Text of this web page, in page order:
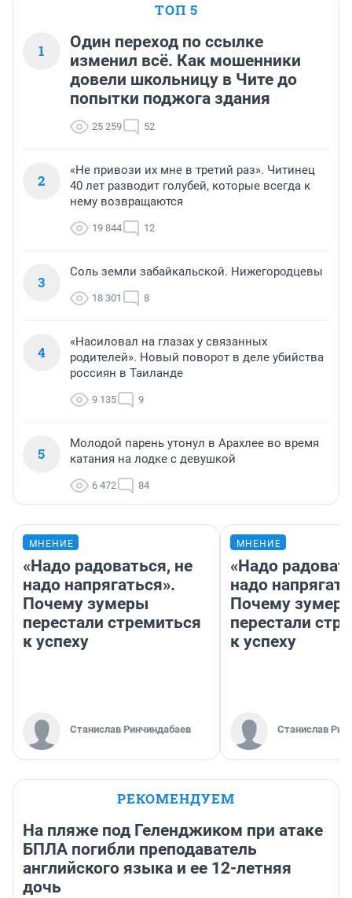
ТОП 5
1
Один переход по ссылке
изменил всё. Как мошенники
довели школьницу в Чите до
попытки поджога здания
25 259 52
2
«Не привози их мне в третий раз». Читинец
40 лет разводит голубей, которые всегда к
нему возвращаются
19 844 12
3
Соль земли забайкальской. Нижегородцевы
18 301 8
4
«Насиловал на глазах у связанных
родителей». Новый поворот в деле убийства
россиян в Таиланде
9 135 9
5
Молодой парень утонул в Арахлее во время
катания на лодке с девушкой
6 472 84
МНЕНИЕ
«Надо радоваться, не
надо напрягаться».
Почему зумеры
перестали стремиться
к успеху
Станислав Ринчиндабаев
МНЕНИЕ
«Надо
надо
Почему
перестали
к успеху
Станислав
РЕКОМЕНДУЕМ
На пляже под Геленджиком при атаке
БПЛА погибли преподаватель
английского языка и ее 12-летняя
дочь